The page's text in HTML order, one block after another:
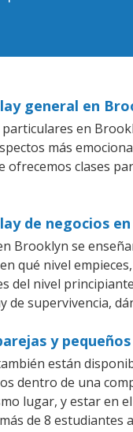
general en
en
más
ofrecemos clases
de negocios
Brooklyn se
qué nivel
del nivel
de supervivencia,
y
están
dentro de una
lugar, y estar en
de 8